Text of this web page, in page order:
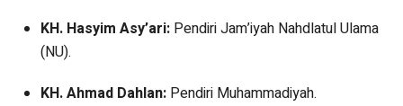
KH. Hasyim Asy’ari: Pendiri Jam’iyah Nahdlatul Ulama
(NU).
KH. Ahmad Dahlan: Pendiri Muhammadiyah.